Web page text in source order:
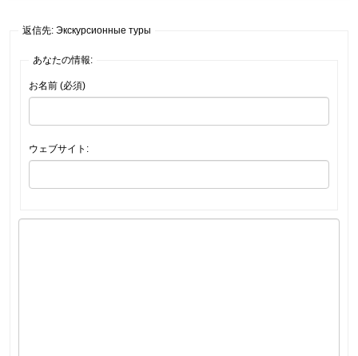
返信先: Экскурсионные туры
あなたの情報:
お名前 (必須)
ウェブサイト: